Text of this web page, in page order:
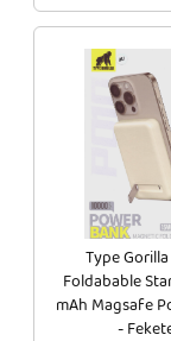
Type
Foldabable
mAh Magsafe
-